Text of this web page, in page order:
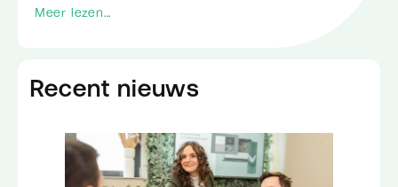
Meer lezen...
Recent nieuws